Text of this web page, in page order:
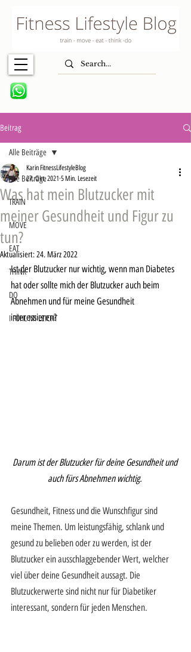
Beitrag
Alle Beiträge
TRAIN
MOVE
EAT
THINK
DO
I FÜHL MI LEICHT
Alle Beiträge
Was hat mein Blutzucker mit
meiner Gesundheit und Figur zu
tun?
Karin FitnessLifestyleBlog
27. Okt. 2021 5 Min. Lesezeit
Aktualisiert:24. März 2022
Ist der Blutzucker nur wichtig, wenn man Diabetes
hat oder sollte mich der Blutzucker auch beim
Abnehmen und für meine Gesundheit
interessieren?
Darum ist der Blutzucker für deine Gesundheit und
auch fürs Abnehmen wichtig.
Gesundheit, Fitness und die Wunschfigur sind
meine Themen. Um leistungsfähig, schlank und
gesund zu belieben oder zu werden, ist der
Blutzucker ein ausschlaggebender Wert, welcher
viel über deine Gesundheit aussagt. Die
Blutzuckerwerte sind nicht nur für Diabetiker
interessant, sondern für jeden Menschen.